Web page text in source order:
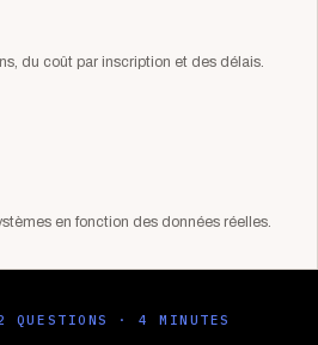
du coût par inscription et des délais.
en fonction des données réelles.
· 4 MINUTES